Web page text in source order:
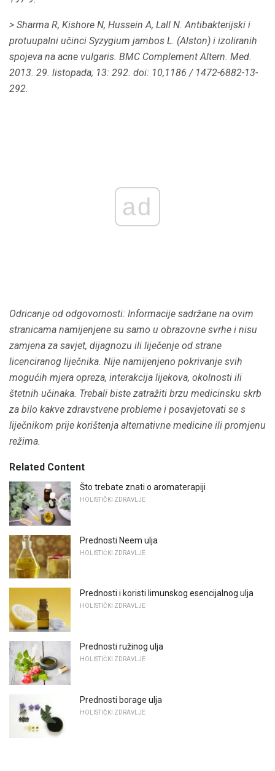
> Sharma R, Kishore N, Hussein A, Lall N. Antibakterijski i
protuupalni učinci Syzygium jambos L. (Alston) i izoliranih
spojeva na acne vulgaris. BMC Complement Altern. Med.
2013. 29. listopada; 13: 292. doi: 10,1186 / 1472-6882-13-
292.
ad
Odricanje od odgovornosti: Informacije sadržane na ovim
stranicama namijenjene su samo u obrazovne svrhe i nisu
zamjena za savjet, dijagnozu ili liječenje od strane
licenciranog liječnika. Nije namijenjeno pokrivanje svih
mogućih mjera opreza, interakcija lijekova, okolnosti ili
štetnih učinaka. Trebali biste zatražiti brzu medicinsku skrb
za bilo kakve zdravstvene probleme i posavjetovati se s
liječnikom prije korištenja alternativne medicine ili promjenu
režima.
Related Content
Što trebate znati o aromaterapiji
HOLISTIČKI ZDRAVLJE
Prednosti Neem ulja
HOLISTIČKI ZDRAVLJE
Prednosti i koristi limunskog esencijalnog ulja
HOLISTIČKI ZDRAVLJE
Prednosti ružinog ulja
HOLISTIČKI ZDRAVLJE
Prednosti borage ulja
HOLISTIČKI ZDRAVLJE